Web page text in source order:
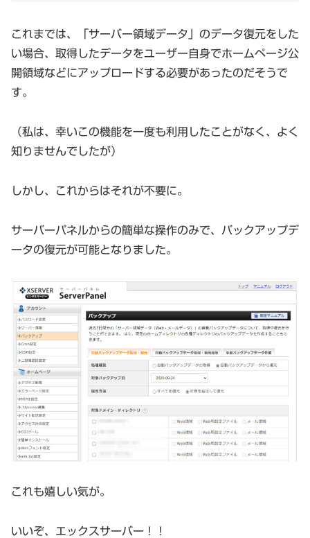
これまでは、「サーバー領域データ」のデータ復元をした
い場合、取得したデータをユーザー自身でホームページ公
開領域などにアップロードする必要があったのだそうで
す。
（私は、幸いこの機能を一度も利用したことがなく、よく
知りませんでしたが）
しかし、これからはそれが不要に。
サーバーパネルからの簡単な操作のみで、バックアップデ
ータの復元が可能となりました。
これも嬉しい気が。
いいぞ、エックスサーバー！！